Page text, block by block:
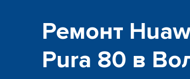
Ремонт
Pura 80 в